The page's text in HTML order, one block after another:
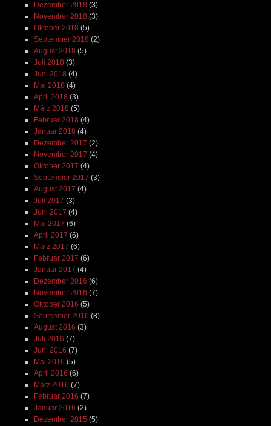
Dezember 2018 (3)
November 2018 (3)
Oktober 2018 (5)
September 2018 (2)
August 2018 (5)
Juli 2018 (3)
Juni 2018 (4)
Mai 2018 (4)
April 2018 (3)
März 2018 (5)
Februar 2018 (4)
Januar 2018 (4)
Dezember 2017 (2)
November 2017 (4)
Oktober 2017 (4)
September 2017 (3)
August 2017 (4)
Juli 2017 (3)
Juni 2017 (4)
Mai 2017 (6)
April 2017 (6)
März 2017 (6)
Februar 2017 (6)
Januar 2017 (4)
Dezember 2016 (6)
November 2016 (7)
Oktober 2016 (5)
September 2016 (8)
August 2016 (3)
Juli 2016 (7)
Juni 2016 (7)
Mai 2016 (5)
April 2016 (6)
März 2016 (7)
Februar 2016 (7)
Januar 2016 (2)
Dezember 2015 (5)